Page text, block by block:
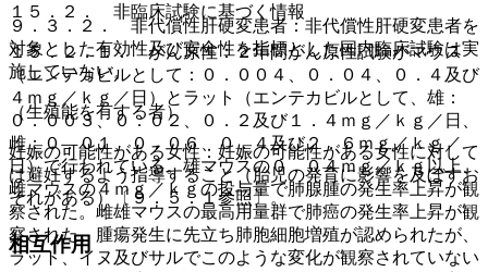
１５．２． 非臨床試験に基づく情報
１５．２．１． がん原性：２年間がん原性試験がマウス
（エンテカビルとして：０．００４、０．０４、０．４及び
４ｍｇ／ｋｇ／日）とラット（エンテカビルとして、雄：
０．００３、０．０２、０．２及び１．４ｍｇ／ｋｇ／日、
雌：０．０１、０．０６、０．４及び２．６ｍｇ／ｋｇ／
日）で行われている。雄マウスの０．０４ｍｇ／ｋｇ以上、
雌マウスの４ｍｇ／ｋｇの投与量で肺腺腫の発生率上昇が観
察された。雌雄マウスの最高用量群で肺癌の発生率上昇が観
察された。腫瘍発生に先立ち肺胞細胞増殖が認められたが、
ラット、イヌ及びサルでこのような変化が観察されていない
９．３．２． 非代償性肝硬変患者：非代償性肝硬変患者を
対象とした有効性及び安全性を指標とした国内臨床試験は実
施していない。
（生殖能を有する者）
妊娠の可能性がある女性：妊娠の可能性がある女性に対して
は避妊するよう指導すること（胎児の発育に影響を及ぼすお
それがある）〔９．５．１参照〕。
相互作用